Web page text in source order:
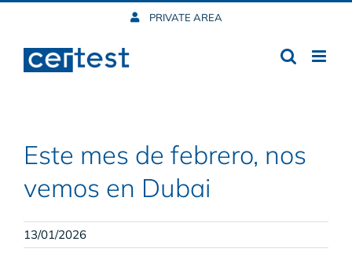
content
PRIVATE AREA
Este mes de febrero, nos
vemos en Dubai
13/01/2026